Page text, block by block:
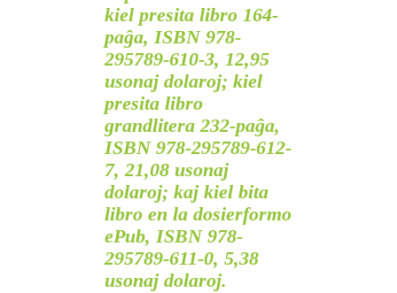
kiel presita libro 164-
paĝa, ISBN 978-
295789-610-3, 12,95
usonaj dolaroj; kiel
presita libro
grandlitera 232-paĝa,
ISBN 978-295789-612-
7, 21,08 usonaj
dolaroj; kaj kiel bita
libro en la dosierformo
ePub, ISBN 978-
295789-611-0, 5,38
usonaj dolaroj.